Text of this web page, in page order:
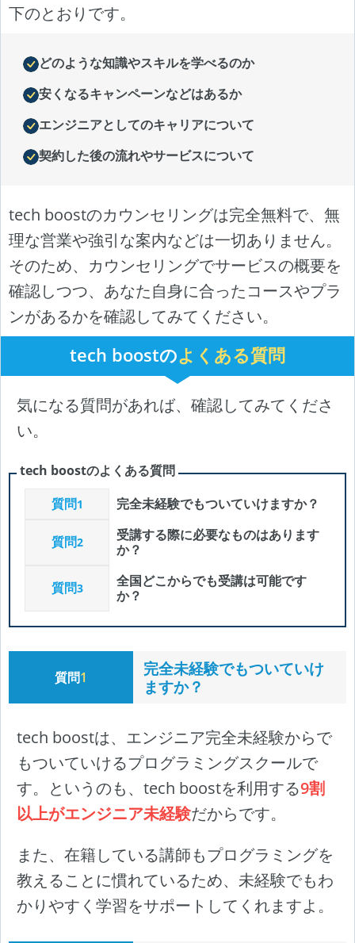
下のとおりです。
どのような知識やスキルを学べるのか
安くなるキャンペーンなどはあるか
エンジニアとしてのキャリアについて
契約した後の流れやサービスについて
tech boostのカウンセリングは完全無料で、無
理な営業や強引な案内などは一切ありません。
そのため、カウンセリングでサービスの概要を
確認しつつ、あなた自身に合ったコースやプラ
ンがあるかを確認してみてください。
tech boostのよくある質問
気になる質問があれば、確認してみてくださ
い。
tech boostのよくある質問
質問1 完全未経験でもついていけますか？
質問2
受講する際に必要なものはあります
か？
質問3
全国どこからでも受講は可能です
か？
質問1
完全未経験でもついていけ
ますか？
tech boostは、エンジニア完全未経験からで
もついていけるプログラミングスクールで
す。というのも、tech boostを利用する9割
以上がエンジニア未経験だからです。
また、在籍している講師もプログラミングを
教えることに慣れているため、未経験でもわ
かりやすく学習をサポートしてくれますよ。